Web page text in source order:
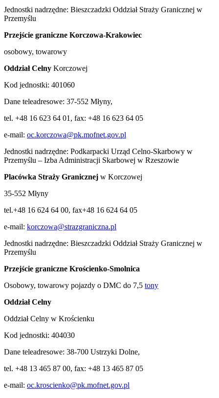
Jednostki nadrzędne: Bieszczadzki Oddział Straży Granicznej w
Przemyślu
Przejście graniczne Korczowa-Krakowiec
osobowy, towarowy
Oddział Celny Korczowej
Kod jednostki: 401060
Dane teleadresowe: 37-552 Młyny,
tel. +48 16 623 64 01, fax: +48 16 623 64 05
e-mail: oc.korczowa@pk.mofnet.gov.pl
Jednostki nadrzędne: Podkarpacki Urząd Celno-Skarbowy w
Przemyślu – Izba Administracji Skarbowej w Rzeszowie
Placówka Straży Granicznej w Korczowej
35-552 Młyny
tel.+48 16 624 64 00, fax+48 16 624 64 05
e-mail: korczowa@strazgraniczna.pl
Jednostki nadrzędne: Bieszczadzki Oddział Straży Granicznej w
Przemyślu
Przejście graniczne Krościenko-Smolnica
Osobowy, towarowy pojazdy o DMC do 7,5 tony
Oddział Celny
Oddział Celny w Krościenku
Kod jednostki: 404030
Dane teleadresowe: 38-700 Ustrzyki Dolne,
tel. +48 13 465 87 00, fax: +48 13 465 87 05
e-mail: oc.kroscienko@pk.mofnet.gov.pl